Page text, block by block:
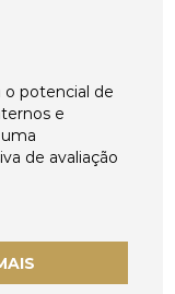
potencial de
e
de avaliação